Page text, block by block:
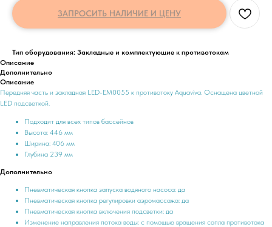
ЗАПРОСИТЬ НАЛИЧИЕ И ЦЕНУ
Тип оборудования: Закладные и комплектующие к противотокам
Описание
Дополнительно
Описание
Передняя часть и закладная LED-ЕМ0055 к противотоку Aquaviva. Оснащена цветной
LED подсветкой.
Подходит для всех типов бассейнов
Высота: 446 мм
Ширина: 406 мм
Глубина 239 мм
Дополнительно
Пневматическая кнопка запуска водяного насоса: да
Пневматическая кнопка регулировки аэромассажа: да
Пневматическая кнопка включения подсветки: да
Изменение направления потока воды: с помощью вращения сопла противотока